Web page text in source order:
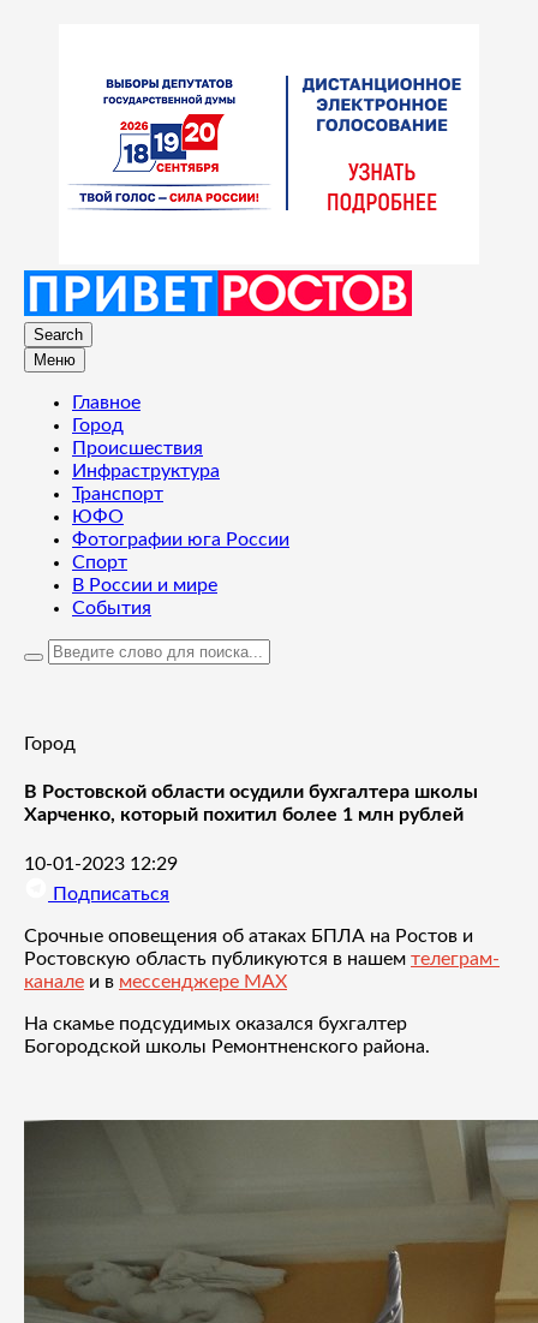
Search
Меню
Главное
Город
Происшествия
Инфраструктура
Транспорт
ЮФО
Фотографии юга России
Спорт
В России и мире
События
Город
В Ростовской области осудили бухгалтера школы
Харченко, который похитил более 1 млн рублей
10-01-2023 12:29
Подписаться
Срочные оповещения об атаках БПЛА на Ростов и
Ростовскую область публикуются в нашем телеграм-
канале и в мессенджере MAX
На скамье подсудимых оказался бухгалтер
Богородской школы Ремонтненского района.